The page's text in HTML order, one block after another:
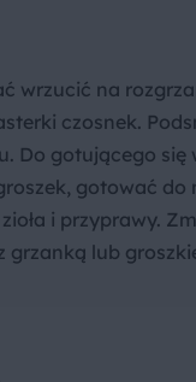
wrzucić na
czosnek.
Do gotującego
gotować
i przyprawy.
grzanką lub